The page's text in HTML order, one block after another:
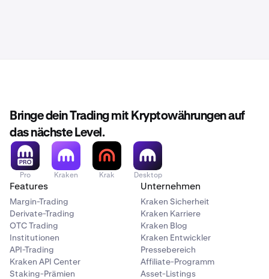
Bringe dein Trading mit Kryptowährungen auf
das nächste Level.
Pro Kraken Krak Desktop
Features
Margin-Trading
Derivate-Trading
OTC Trading
Institutionen
API-Trading
Kraken API Center
Staking-Prämien
Unternehmen
Kraken Sicherheit
Kraken Karriere
Kraken Blog
Kraken Entwickler
Pressebereich
Affiliate-Programm
Asset-Listings